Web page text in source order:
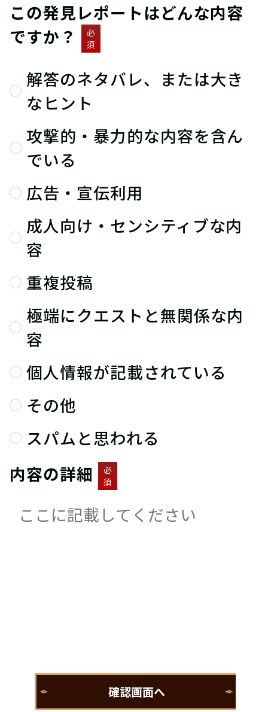
この発見レポートはどんな内容
ですか？
必
須
解答のネタバレ、または大き
なヒント
攻撃的・暴力的な内容を含ん
でいる
広告・宣伝利用
成人向け・センシティブな内
容
重複投稿
極端にクエストと無関係な内
容
個人情報が記載されている
その他
スパムと思われる
内容の詳細
必
須